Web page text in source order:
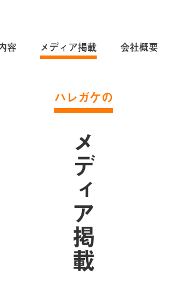
容 メディア掲載 会社概要
ハレガケの
メディア掲載